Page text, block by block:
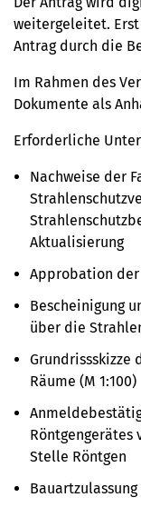
weitergeleitet.
Antrag durch die
Im Rahmen des
Dokumente als
Erforderliche
Nachweise der
Aktualisierung
Approbation der
Bescheinigung
über die
Grundrissskizze
Räume (M 1:100)
Röntgengerätes
Stelle Röntgen